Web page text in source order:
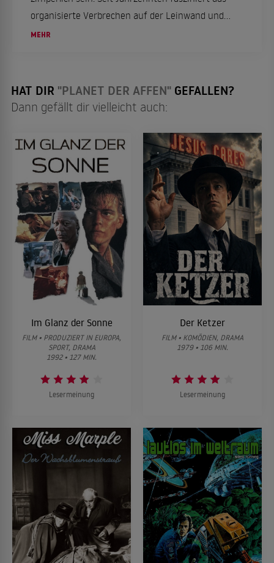
organisierte Verbrechen auf der Leinwand und
hat dabei Meisterwerke wie "Der Pate" oder
MEHR
HAT DIR "PLANET DER AFFEN" GEFALLEN?
Dann gefällt dir vielleicht auch:
Im Glanz der Sonne
FILM • PRODUZIERT IN EUROPA,
SPORT, DRAMA
1992 • 127 MIN.
Lesermeinung
Der Ketzer
FILM • KOMÖDIEN, DRAMA
1979 • 106 MIN.
Lesermeinung